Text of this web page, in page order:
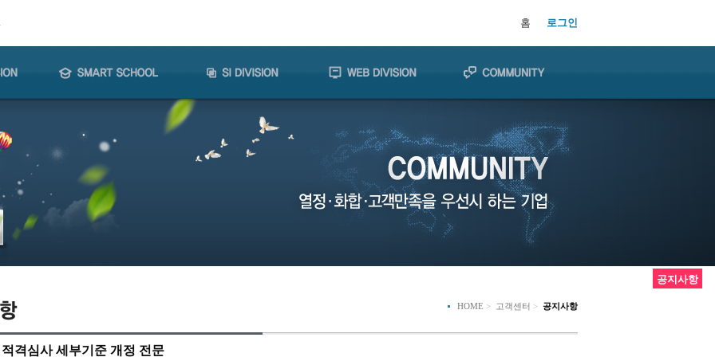
홈 로그인
HOME > 고객센터 > 공지사항
공지사항
격심사 세부기준 개정 전문